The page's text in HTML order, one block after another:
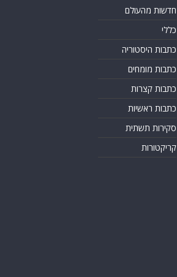
חדשות מהעולם
כללי
כתבות היסטוריה
כתבות מומחים
כתבות קצרות
כתבות ראשיות
סקירות תשתית
קריקטורות